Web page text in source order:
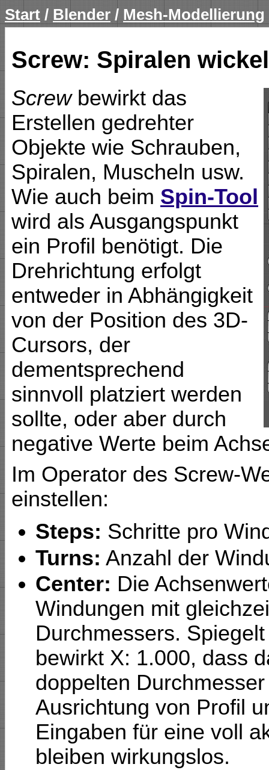
Start / Blender / Mesh-Modellierung
Screw: Spiralen
Screwbewirkt das
Erstellen gedrehter
Objekte wie Schrauben,
Spiralen, Muscheln usw.
Wie auch beim Spin-Tool
wird als Ausgangspunkt
ein Profil benötigt. Die
Drehrichtung erfolgt
entweder in Abhängigkeit
von der Position des 3D-
Cursors, der
dementsprechend
sinnvoll platziert werden
sollte, oder aber durch
negative Werte beim
Im Operator des Screw-
einstellen:
Steps: Schritte pro
Turns: Anzahl der
Center: Die
Windungen mit
Durchmessers.
bewirkt X: 1.000, dass
doppelten
Ausrichtung von Profil
Eingaben für eine voll
bleiben wirkungslos.